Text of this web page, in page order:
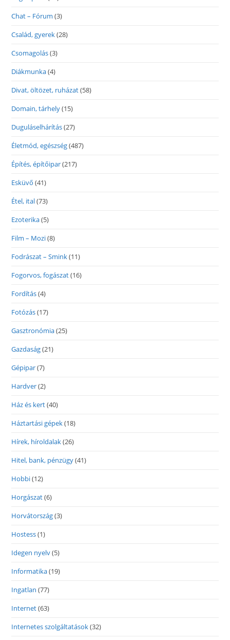
Chat – Fórum (3)
Család, gyerek(28)
Csomagolás(3)
Diákmunka(4)
Divat, öltözet, ruházat(58)
Domain, tárhely(15)
Duguláselhárítás(27)
Életmód, egészség(487)
Építés, építőipar(217)
Esküvő (41)
Étel, ital(73)
Ezoterika(5)
Film – Mozi(8)
Fodrászat – Smink(11)
Fogorvos, fogászat(16)
Fordítás(4)
Fotózás(17)
Gasztronómia(25)
Gazdaság(21)
Gépipar(7)
Hardver(2)
Ház és kert(40)
Háztartási gépek(18)
Hírek, híroldalak(26)
Hitel, bank, pénzügy(41)
Hobbi(12)
Horgászat(6)
Horvátország(3)
Hostess(1)
Idegen nyelv(5)
Informatika(19)
Ingatlan (77)
Internet(63)
Internetes szolgáltatások(32)